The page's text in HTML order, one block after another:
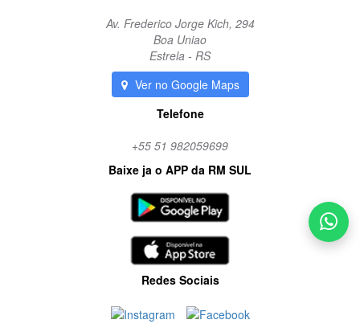
Av. Frederico Jorge Kich, 294
Boa Uniao
Estrela - RS
Ver no Google Maps
Telefone
+55 51 982059699
Baixe ja o APP da RM SUL
Redes Sociais